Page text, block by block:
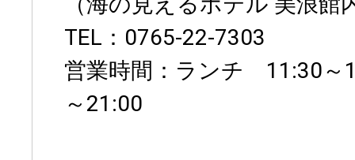
TEL：0765-22-7303
営業時間：ランチ 11:30
～21:00